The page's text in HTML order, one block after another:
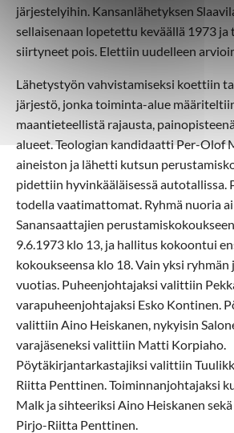
järjestelyihin. Kansanlähetyksen
sellaisenaan lopetettu keväällä 1973
siirtyneet pois. Elettiin uudelleen
Lähetystyön vahvistamiseksi koettiin
järjestö, jonka toiminta-alue
maantieteellistä rajausta,
alueet. Teologian kandidaatti Per-Olof
aineiston ja lähetti kutsun
pidettiin hyvinkääläisessä autotallissa.
todella vaatimattomat. Ryhmä nuoria
Sanansaattajien
9.6.1973 klo 13, ja hallitus kokoontui
kokoukseensa klo 18. Vain yksi
vuotias. Puheenjohtajaksi valittiin
varapuheenjohtajaksi Esko Kontinen.
valittiin Aino Heiskanen, nykyisin
varajäseneksi valittiin Matti Korpiaho.
Pöytäkirjantarkastajiksi valittiin
Riitta Penttinen. Toiminnanjohtajaksi
Malk ja sihteeriksi Aino Heiskanen
Pirjo-Riitta Penttinen.